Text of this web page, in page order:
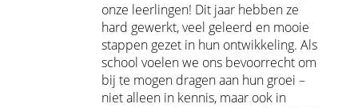
onze leerlingen! Dit jaar hebben ze
hard gewerkt, veel geleerd en mooie
stappen gezet in hun ontwikkeling. Als
school voelen we ons bevoorrecht om
bij te mogen dragen aan hun groei –
niet alleen in kennis, maar ook in